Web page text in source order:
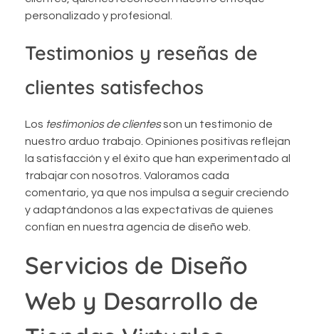
personalizado y profesional.
Testimonios y reseñas de
clientes satisfechos
Los testimonios de clientesson un testimonio de
nuestro arduo trabajo. Opiniones positivas reflejan
la satisfacción y el éxito que han experimentado al
trabajar con nosotros. Valoramos cada
comentario, ya que nos impulsa a seguir creciendo
y adaptándonos a las expectativas de quienes
confían en nuestra agencia de diseño web.
Servicios de Diseño
Web y Desarrollo de